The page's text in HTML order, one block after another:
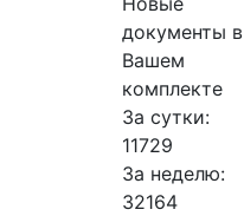
документы в
Вашем
комплекте
За сутки:
11729
За неделю:
32164